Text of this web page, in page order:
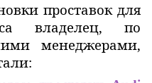
проставок для
владелец, по
менеджерами,